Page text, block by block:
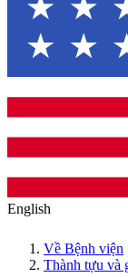
English
Về Bệnh viện
Thành tựu và